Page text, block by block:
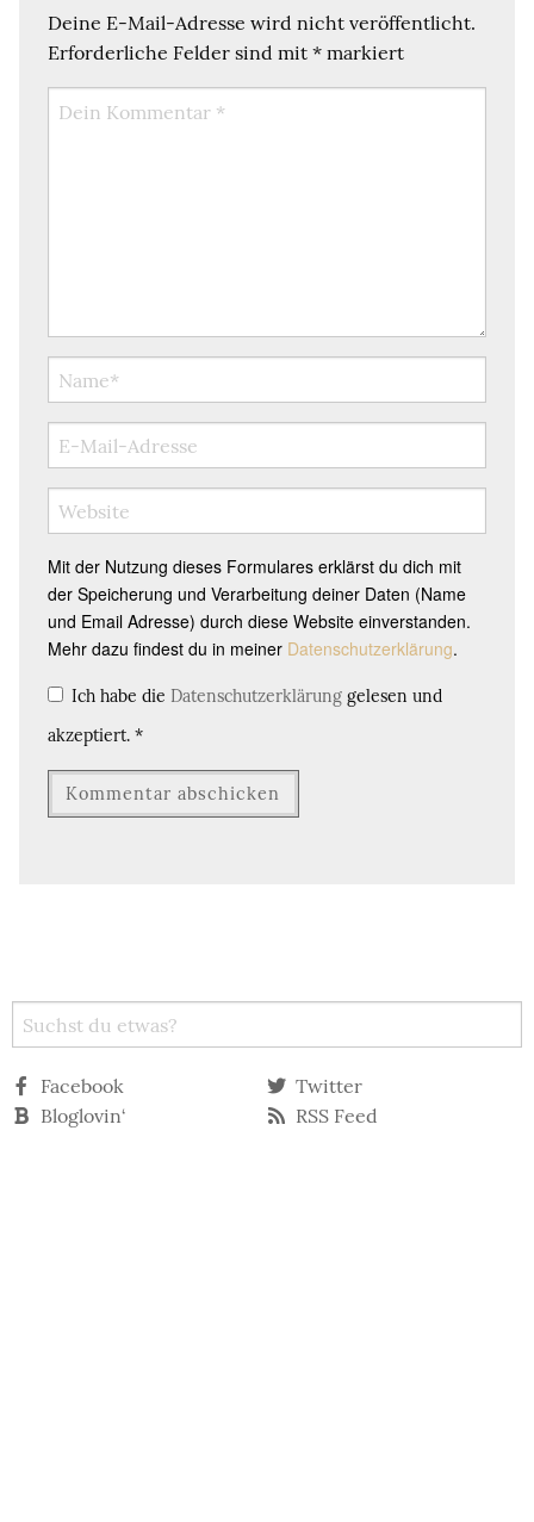
Deine E-Mail-Adresse wird nicht veröffentlicht.
Erforderliche Felder sind mit * markiert
Mit der Nutzung dieses Formulares erklärst du dich mit
der Speicherung und Verarbeitung deiner Daten (Name
und Email Adresse) durch diese Website einverstanden.
Mehr dazu findest du in meiner Datenschutzerklärung.
Ich habe die Datenschutzerklärung gelesen und
akzeptiert. *
Facebook
Twitter
Bloglovin‘
RSS Feed